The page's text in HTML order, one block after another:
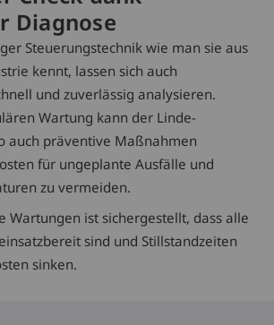
Diagnose
Steuerungstechnik wie man sie aus
kennt, lassen sich auch
und zuverlässig analysieren.
Wartung kann der Linde-
auch präventive Maßnahmen
für ungeplante Ausfälle und
zu vermeiden.
Wartungen ist sichergestellt, dass alle
sind und Stillstandzeiten
sinken.